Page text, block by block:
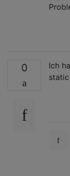
0
Ich